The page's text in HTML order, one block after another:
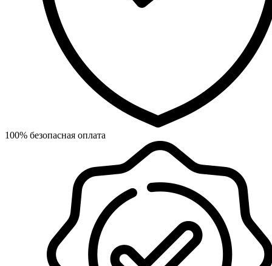
100% безопасная оплата